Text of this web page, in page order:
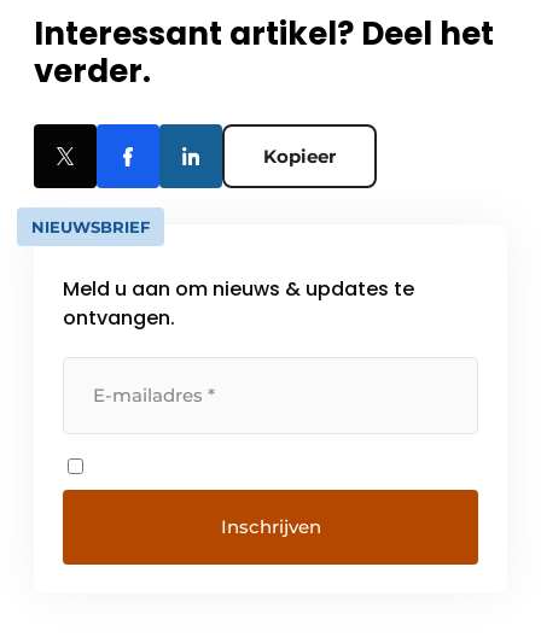
Interessant artikel? Deel het
verder.
Kopieer
NIEUWSBRIEF
Meld u aan om nieuws & updates te
ontvangen.